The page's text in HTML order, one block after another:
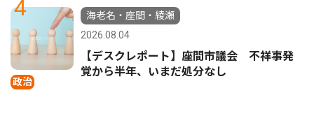
4
政治
海老名・座間・綾瀬
2026.08.04
【デスクレポート】座間市議会 不祥事発
覚から半年、いまだ処分なし